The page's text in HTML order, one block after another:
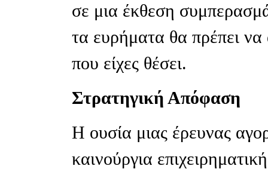
σε μια έκθεση
τα ευρήματα θα πρέπει
που είχες θέσει.
Στρατηγική Απόφαση
Η ουσία μιας έρευνας
καινούργια